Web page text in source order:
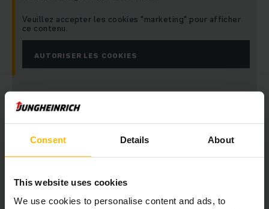
Consent Details About
This website uses cookies
We use cookies to personalise content and ads, to
Veuillez accepter les cookies "marketing" pour afficher
ce contenu.
AUTORISER LES COOKIES
Adresse
ZAC de la Pentecôte
44700 Orvault